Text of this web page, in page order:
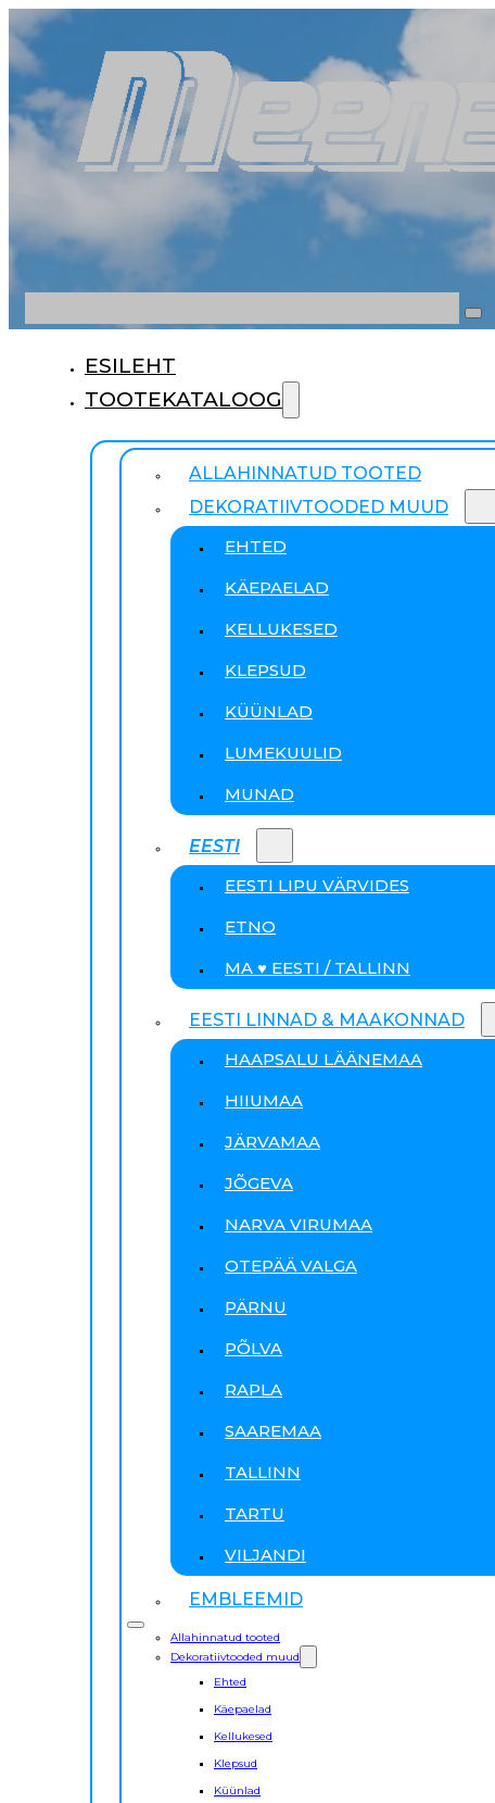
ESILEHT
TOOTEKATALOOG
ALLAHINNATUD TOOTED
DEKORATIIVTOODED MUUD
EHTED
KÄEPAELAD
KELLUKESED
KLEPSUD
KÜÜNLAD
LUMEKUULID
MUNAD
EESTI
EESTI LIPU VÄRVIDES
ETNO
MA ♥ EESTI / TALLINN
EESTI LINNAD & MAAKONNAD
HAAPSALU LÄÄNEMAA
HIIUMAA
JÄRVAMAA
JÕGEVA
NARVA VIRUMAA
OTEPÄÄ VALGA
PÄRNU
PÕLVA
RAPLA
SAAREMAA
TALLINN
TARTU
VILJANDI
EMBLEEMID
Allahinnatud tooted
Dekoratiivtooded muud
Ehted
Käepaelad
Kellukesed
Klepsud
Küünlad